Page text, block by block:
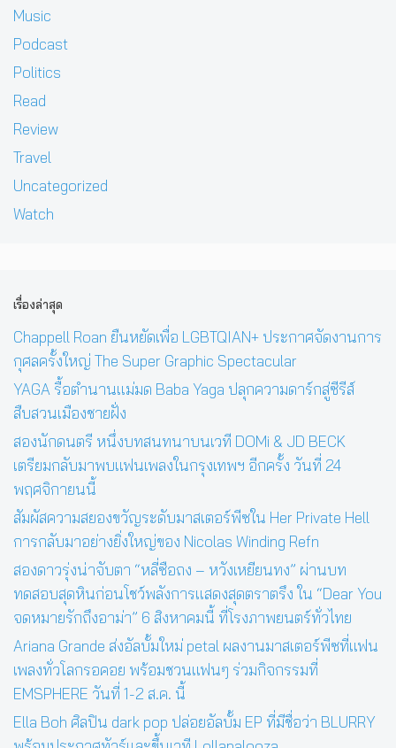
Music
Podcast
Politics
Read
Review
Travel
Uncategorized
Watch
เรื่องล่าสุด
Chappell Roan ยืนหยัดเพื่อ LGBTQIAN+ ประกาศจัดงานการ
กุศลครั้งใหญ่ The Super Graphic Spectacular
YAGA รื้อตำนานแม่มด Baba Yaga ปลุกความดาร์กสู่ซีรีส์
สืบสวนเมืองชายฝั่ง
สองนักดนตรี หนึ่งบทสนทนาบนเวที DOMi & JD BECK
เตรียมกลับมาพบแฟนเพลงในกรุงเทพฯ อีกครั้ง วันที่ 24
พฤศจิกายนนี้
สัมผัสความสยองขวัญระดับมาสเตอร์พีซใน Her Private Hell
การกลับมาอย่างยิ่งใหญ่ของ Nicolas Winding Refn
สองดาวรุ่งน่าจับตา “หลี่ซือถง – หวังเหยียนทง” ผ่านบท
ทดสอบสุดหินก่อนโชว์พลังการแสดงสุดตราตรึง ใน “Dear You
จดหมายรักถึงอาม่า” 6 สิงหาคมนี้ ที่โรงภาพยนตร์ทั่วไทย
Ariana Grande ส่งอัลบั้มใหม่ petal ผลงานมาสเตอร์พีซที่แฟน
เพลงทั่วโลกรอคอย พร้อมชวนแฟนๆ ร่วมกิจกรรมที่
EMSPHERE วันที่ 1-2 ส.ค. นี้
Ella Boh ศิลปิน dark pop ปล่อยอัลบั้ม EP ที่มีชื่อว่า BLURRY